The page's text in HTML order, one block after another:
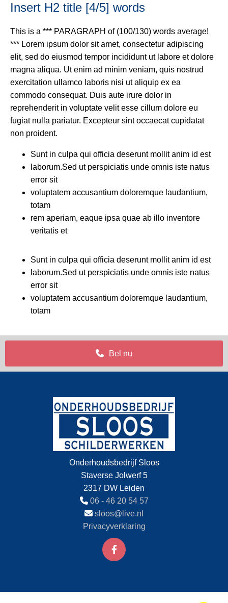
Insert H2 title [4/5] words
This is a *** PARAGRAPH of (100/130) words average!
*** Lorem ipsum dolor sit amet, consectetur adipiscing
elit, sed do eiusmod tempor incididunt ut labore et dolore
magna aliqua. Ut enim ad minim veniam, quis nostrud
exercitation ullamco laboris nisi ut aliquip ex ea
commodo consequat. Duis aute irure dolor in
reprehenderit in voluptate velit esse cillum dolore eu
fugiat nulla pariatur. Excepteur sint occaecat cupidatat
non proident.
Sunt in culpa qui officia deserunt mollit anim id est
laborum.Sed ut perspiciatis unde omnis iste natus
error sit
voluptatem accusantium doloremque laudantium,
totam
rem aperiam, eaque ipsa quae ab illo inventore
veritatis et
Sunt in culpa qui officia deserunt mollit anim id est
laborum.Sed ut perspiciatis unde omnis iste natus
error sit
voluptatem accusantium doloremque laudantium,
totam
Bel nu
Onderhoudsbedrijf Sloos
Staverse Jolwerf 5
2317 DW Leiden
 06 - 46 20 54 57
 sloos@live.nl
Privacyverklaring